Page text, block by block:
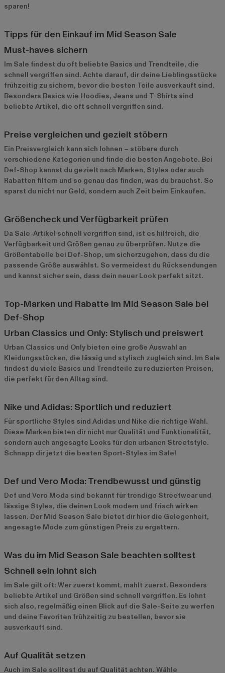
sparen!
Tipps für den Einkauf im Mid Season Sale
Must-haves sichern
Im Sale findest du oft beliebte Basics und Trendteile, die
schnell vergriffen sind. Achte darauf, dir deine Lieblingsstücke
frühzeitig zu sichern, bevor die besten Teile ausverkauft sind.
Besonders Basics wie Hoodies, Jeans und T-Shirts sind
beliebte Artikel, die oft schnell vergriffen sind.
Preise vergleichen und gezielt stöbern
Ein Preisvergleich kann sich lohnen – stöbere durch
verschiedene Kategorien und finde die besten Angebote. Bei
Def-Shop kannst du gezielt nach Marken, Styles oder auch
Rabatten filtern und so genau das finden, was du brauchst. So
sparst du nicht nur Geld, sondern auch Zeit beim Einkaufen.
Größencheck und Verfügbarkeit prüfen
Da Sale-Artikel schnell vergriffen sind, ist es hilfreich, die
Verfügbarkeit und Größen genau zu überprüfen. Nutze die
Größentabelle bei Def-Shop, um sicherzugehen, dass du die
passende Größe auswählst. So vermeidest du Rücksendungen
und kannst sicher sein, dass dein neuer Look perfekt sitzt.
Top-Marken und Rabatte im Mid Season Sale bei
Def-Shop
Urban Classics und Only: Stylisch und preiswert
Urban Classics und Only bieten eine große Auswahl an
Kleidungsstücken, die lässig und stylisch zugleich sind. Im Sale
findest du viele Basics und Trendteile zu reduzierten Preisen,
die perfekt für den Alltag sind.
Nike und Adidas: Sportlich und reduziert
Für sportliche Styles sind Adidas und Nike die richtige Wahl.
Diese Marken bieten dir nicht nur Qualität und Funktionalität,
sondern auch angesagte Looks für den urbanen Streetstyle.
Schnapp dir jetzt die besten Sport-Styles im Sale!
Def und Vero Moda: Trendbewusst und günstig
Def und Vero Moda sind bekannt für trendige Streetwear und
lässige Styles, die deinen Look modern und frisch wirken
lassen. Der Mid Season Sale bietet dir hier die Gelegenheit,
angesagte Mode zum günstigen Preis zu ergattern.
Was du im Mid Season Sale beachten solltest
Schnell sein lohnt sich
Im Sale gilt oft: Wer zuerst kommt, mahlt zuerst. Besonders
beliebte Artikel und Größen sind schnell vergriffen. Es lohnt
sich also, regelmäßig einen Blick auf die Sale-Seite zu werfen
und deine Favoriten frühzeitig zu bestellen, bevor sie
ausverkauft sind.
Auf Qualität setzen
Auch im Sale solltest du auf Qualität achten. Wähle